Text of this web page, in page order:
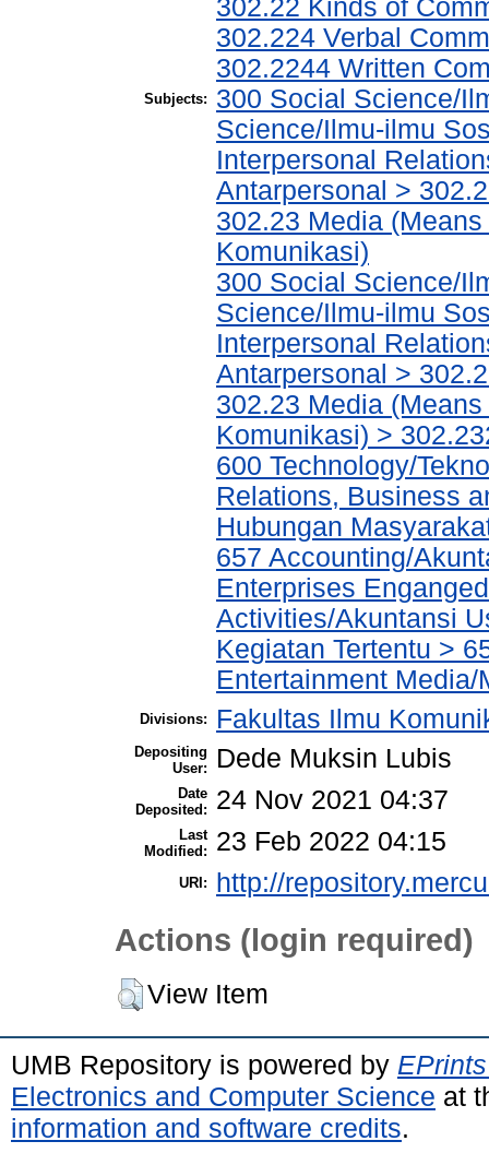
Subjects:
302.22 Kinds of
302.224 Verbal
302.2244 Written
300 Social Science/
Science/Ilmu-ilmu
Interpersonal
Antarpersonal >
302.23 Media
Komunikasi)
300 Social Science/
Science/Ilmu-ilmu
Interpersonal
Antarpersonal >
302.23 Media
Komunikasi) >
600 Technology/
Relations, Business
Hubungan
657 Accounting/
Enterprises
Activities/Akuntansi
Kegiatan Tertentu >
Entertainment
Divisions: Fakultas Ilmu
Depositing
User:
Dede Muksin Lubis
Date
Deposited:
24 Nov 2021 04:37
Last
Modified:
23 Feb 2022 04:15
URI: http://
Actions (login required)
View Item
UMB Repository is powered by
Electronics and Computer Science at
information and software credits.